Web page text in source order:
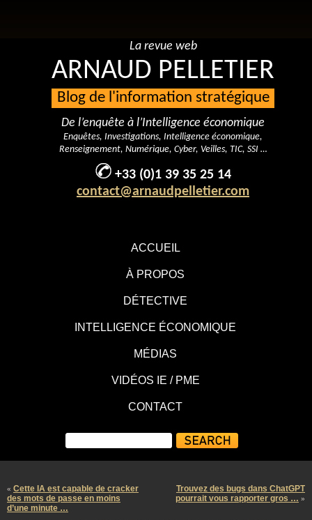
ACCUEIL
À PROPOS
DÉTECTIVE
INTELLIGENCE ÉCONOMIQUE
MÉDIAS
VIDÉOS IE / PME
CONTACT
La revue web
ARNAUD PELLETIER
Blog de l'information stratégique
De l’enquête à l’Intelligence économique
Enquêtes, Investigations, Intelligence économique,
Renseignement, Numérique, Cyber, Veilles, TIC, SSI …
+33 (0)1 39 35 25 14
contact@arnaudpelletier.com
« Cette IA est capable de cracker
des mots de passe en moins
d’une minute …
Trouvez des bugs dans ChatGPT
pourrait vous rapporter gros … »